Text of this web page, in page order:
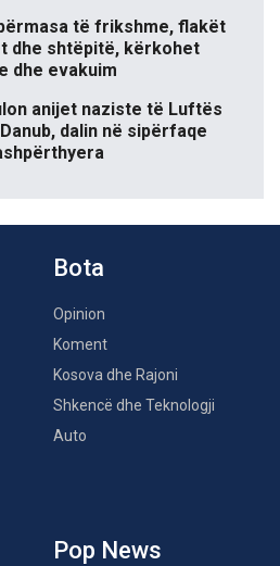
të frikshme, flakët
dhe shtëpitë, kërkohet
dhe evakuim
anijet naziste të Luftës
dalin në sipërfaqe
Bota
Opinion
Koment
Kosova dhe Rajoni
Shkencë dhe Teknologji
Auto
Pop News